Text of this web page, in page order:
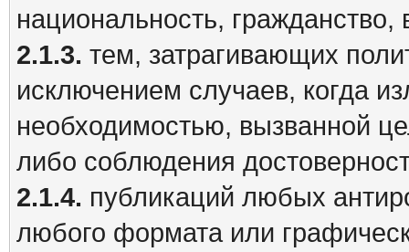
национальность, гражданство,
2.1.3. тем, затрагивающих
исключением случаев, когда
необходимостью, вызванной
либо соблюдения
2.1.4. публикаций любых
любого формата или